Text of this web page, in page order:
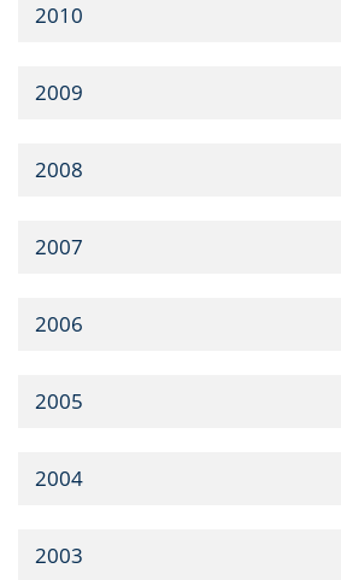
2010
2009
2008
2007
2006
2005
2004
2003